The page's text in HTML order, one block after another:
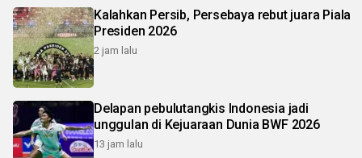
Kalahkan Persib, Persebaya rebut juara Piala
Presiden 2026
2 jam lalu
Delapan pebulutangkis Indonesia jadi
unggulan di Kejuaraan Dunia BWF 2026
13 jam lalu